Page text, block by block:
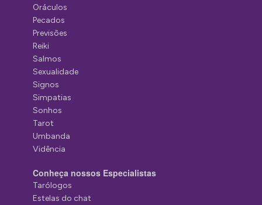
Oráculos
Pecados
Previsões
Reiki
Salmos
Sexualidade
Signos
Simpatias
Sonhos
Tarot
Umbanda
Vidência
Conheça nossos Especialistas
Tarólogos
Estelas do chat